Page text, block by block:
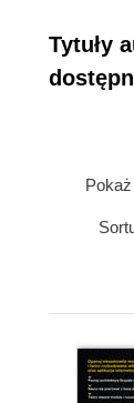
Tytuły